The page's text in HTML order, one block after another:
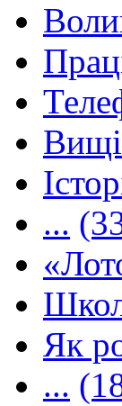
Вищі
...
Як
...